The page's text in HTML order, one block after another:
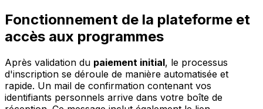
Fonctionnement de la plateforme et
accès aux programmes
Après validation du paiement initial, le processus
d'inscription se déroule de manière automatisée et
rapide. Un mail de confirmation contenant vos
identifiants personnels arrive dans votre boîte de